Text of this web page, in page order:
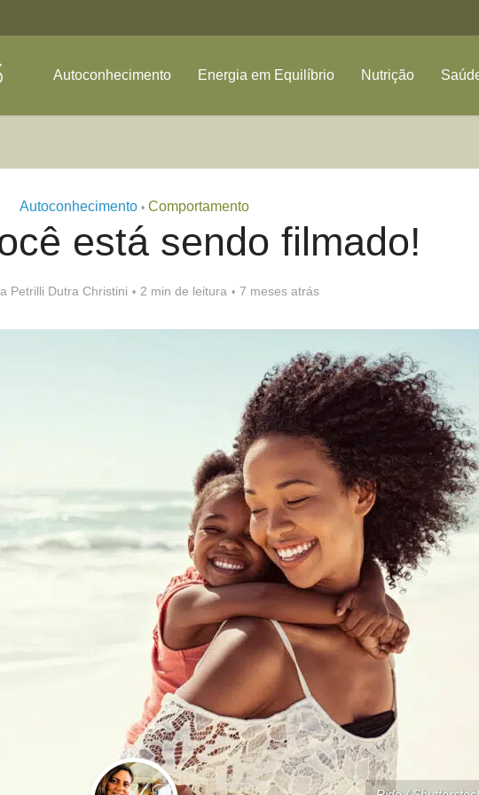
Autoconhecimento Energia em Equilíbrio Nutrição
Autoconhecimento • Comportamento
está sendo filmado!
Petrilli Dutra Christini 2 min de leitura 7 meses atrás